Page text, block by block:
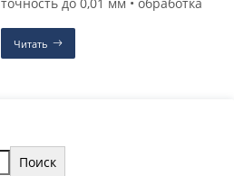
Читать
Поиск